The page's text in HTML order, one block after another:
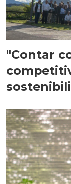
"Contar